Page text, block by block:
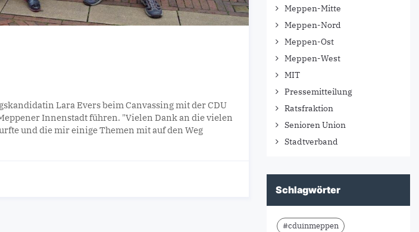
Lara Evers beim Canvassing mit der CDU
Innenstadt führen. "Vielen Dank an die vielen
und die mir einige Themen mit auf den Weg
Meppen-Mitte
Meppen-Nord
Meppen-Ost
Meppen-West
MIT
Pressemitteilung
Ratsfraktion
Senioren Union
Stadtverband
Schlagwörter
#cduinmeppen